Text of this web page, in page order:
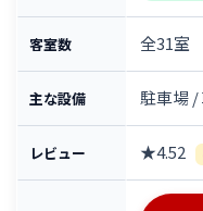
客室数 全31室
主な設備 駐車場 /
レビュー ★4.52